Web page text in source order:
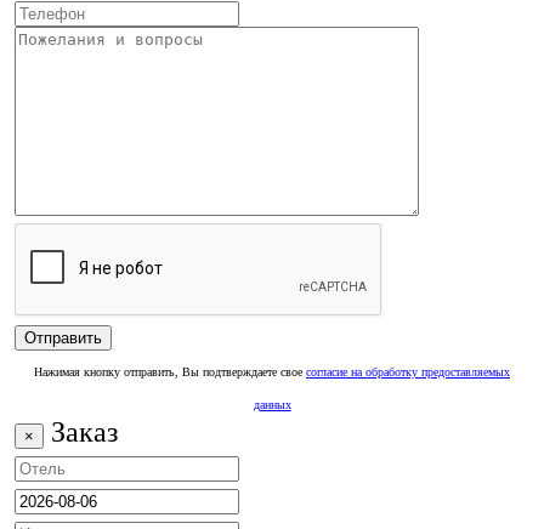
Нажимая кнопку отправить, Вы подтверждаете свое согласие на обработку предоставляемых
данных
× Заказ